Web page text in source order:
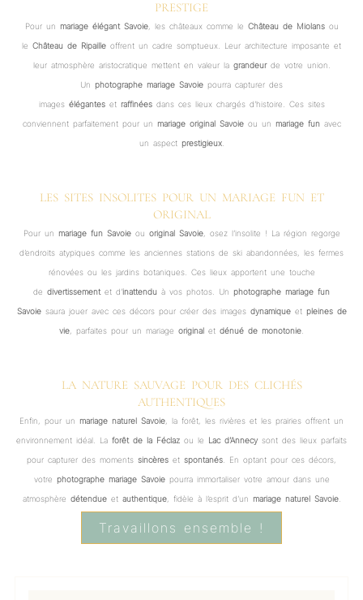
PRESTIGE
Pour un mariage élégant Savoie, les châteaux comme le Château de Miolansou
le Château de Ripaille offrent un cadre somptueux. Leur architecture imposante et
leur atmosphère aristocratique mettent en valeur la grandeurde votre union.
Un photographe mariage Savoie pourra capturer des
images éléganteset raffinéesdans ces lieux chargés d’histoire. Ces sites
conviennent parfaitement pour un mariage original Savoieou un mariage funavec
un aspect prestigieux.
LES SITES INSOLITES POUR UN MARIAGE FUN ET
ORIGINAL
Pour un mariage fun Savoieou original Savoie, osez l’insolite ! La région regorge
d’endroits atypiques comme les anciennes stations de ski abandonnées, les fermes
rénovées ou les jardins botaniques. Ces lieux apportent une touche
de divertissement et d’inattendu à vos photos. Un photographe mariage fun
Savoiesaura jouer avec ces décors pour créer des images dynamiqueet pleines de
vie , parfaites pour un mariage original et dénué de monotonie
LA NATURE SAUVAGE POUR DES CLICHÉS
AUTHENTIQUES
Enfin, pour un mariage naturel Savoie , la forêt, les rivières et les prairies offrent un
environnement idéal. La forêt de la Féclaz ou le Lac d’Annecy sont des lieux parfaits
pour capturer des moments sincères et spontanés . En optant pour ces décors,
votre photographe mariage Savoiepourra immortaliser votre amour dans une
atmosphère détendueet authentique, fidèle à l’esprit d’un mariage naturel Savoie.
Travaillons ensemble !